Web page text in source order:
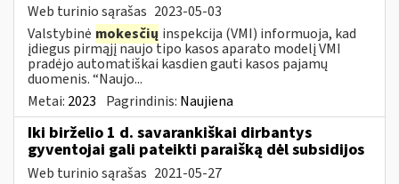
Web turinio sąrašas 2023-05-03
Valstybinė mokesčių inspekcija (VMI) informuoja, kad
įdiegus pirmąjį naujo tipo kasos aparato modelį VMI
pradėjo automatiškai kasdien gauti kasos pajamų
duomenis. “Naujo...
Metai: 2023 Pagrindinis: Naujiena
Iki birželio 1 d. savarankiškai dirbantys
gyventojai gali pateikti paraišką dėl subsidijos
Web turinio sąrašas 2021-05-27